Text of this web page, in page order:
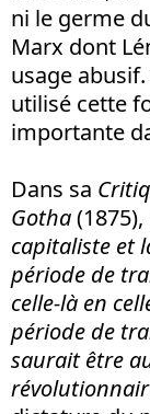
ni le germe
Marx dont
usage
utilisé cette
importante
Dans sa
Gotha
capitaliste et
période de
celle-là en
période de
saurait être